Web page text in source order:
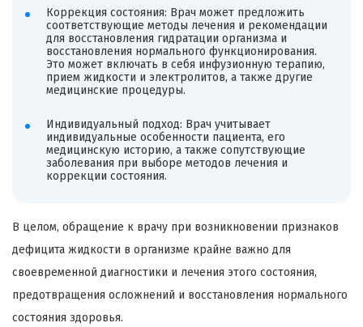
Коррекция состояния: Врач может предложить
соответствующие методы лечения и рекомендации
для восстановления гидратации организма и
восстановления нормального функционирования.
Это может включать в себя инфузионную терапию,
прием жидкости и электролитов, а также другие
медицинские процедуры.
Индивидуальный подход: Врач учитывает
индивидуальные особенности пациента, его
медицинскую историю, а также сопутствующие
заболевания при выборе методов лечения и
коррекции состояния.
В целом, обращение к врачу при возникновении признаков
дефицита жидкости в организме крайне важно для
своевременной диагностики и лечения этого состояния,
предотвращения осложнений и восстановления нормального
состояния здоровья.